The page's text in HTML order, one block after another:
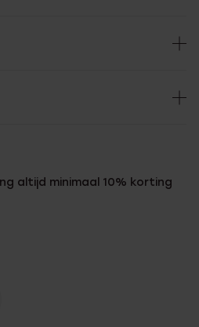
altijd minimaal 10% korting